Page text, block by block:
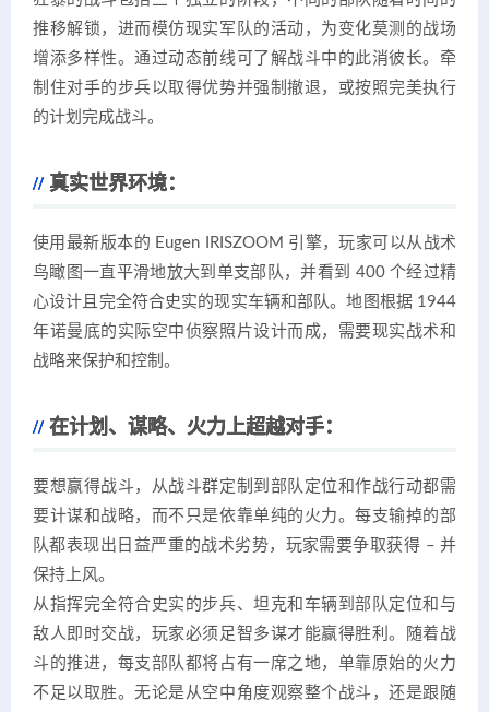
推移解锁，进而模仿现实军队的活动，为变化莫测的战场
增添多样性。通过动态前线可了解战斗中的此消彼长。牵
制住对手的步兵以取得优势并强制撤退，或按照完美执行
的计划完成战斗。
真实世界环境：
使用最新版本的 Eugen IRISZOOM 引擎，玩家可以从战术
鸟瞰图一直平滑地放大到单支部队，并看到 400 个经过精
心设计且完全符合史实的现实车辆和部队。地图根据 1944
年诺曼底的实际空中侦察照片设计而成，需要现实战术和
战略来保护和控制。
在计划、谋略、火力上超越对手：
要想赢得战斗，从战斗群定制到部队定位和作战行动都需
要计谋和战略，而不只是依靠单纯的火力。每支输掉的部
队都表现出日益严重的战术劣势，玩家需要争取获得 – 并
保持上风。
从指挥完全符合史实的步兵、坦克和车辆到部队定位和与
敌人即时交战，玩家必须足智多谋才能赢得胜利。随着战
斗的推进，每支部队都将占有一席之地，单靠原始的火力
不足以取胜。无论是从空中角度观察整个战斗，还是跟随